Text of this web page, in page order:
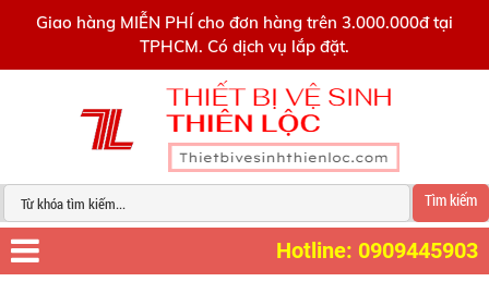
Giao hàng MIỄN PHÍ cho đơn hàng trên 3.000.000đ tại
TPHCM. Có dịch vụ lắp đặt.
Tìm kiếm
Hotline: 0909445903
0909445903